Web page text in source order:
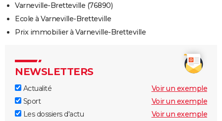
Varneville-Bretteville (76890)
Ecole à Varneville-Bretteville
Prix immobilier à Varneville-Bretteville
NEWSLETTERS
Actualité
Voir un exemple
Sport
Voir un exemple
Les dossiers d'actu
Voir un exemple